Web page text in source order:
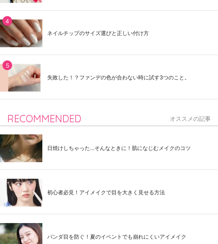
ネイルチップのサイズ選びと正しい付け方
失敗した！？ファンデの色が合わない時に試す3つのこと。
RECOMMENDED オススメの記事
日焼けしちゃった...そんなときに！肌になじむメイクのコツ
初心者必見！アイメイクで目を大きく見せる方法
パンダ目を防ぐ！夏のイベントでも崩れにくいアイメイク